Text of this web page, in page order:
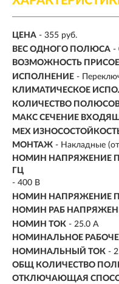
ЦЕНА - 355 руб.
ВЕС ОДНОГО ПОЛЮСА -
ВОЗМОЖНОСТЬ
ИСПОЛНЕНИЕ -
КЛИМАТИЧЕСКОЕ
КОЛИЧЕСТВО
МАКС СЕЧЕНИЕ
МЕХ
МОНТАЖ - Накладные
НОМИН НАПРЯЖЕНИЕ
ГЦ
- 400 В
НОМИН НАПРЯЖЕНИЕ
НОМИН РАБ
НОМИН ТОК - 25.0 А
НОМИНАЛЬНОЕ
НОМИНАЛЬНЫЙ ТОК -
ОБЩ КОЛИЧЕСТВО
ОТКЛЮЧАЮЩАЯ